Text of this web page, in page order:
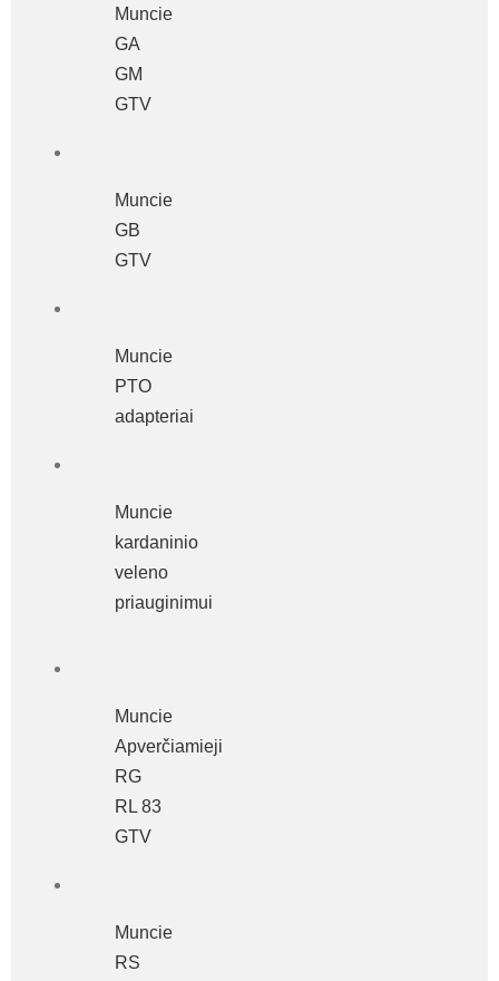
Muncie
GA
GM
GTV
Muncie
GB
GTV
Muncie
PTO
adapteriai
Muncie
kardaninio
veleno
priauginimui
Muncie
Apverčiamieji
RG
RL 83
GTV
Muncie
RS